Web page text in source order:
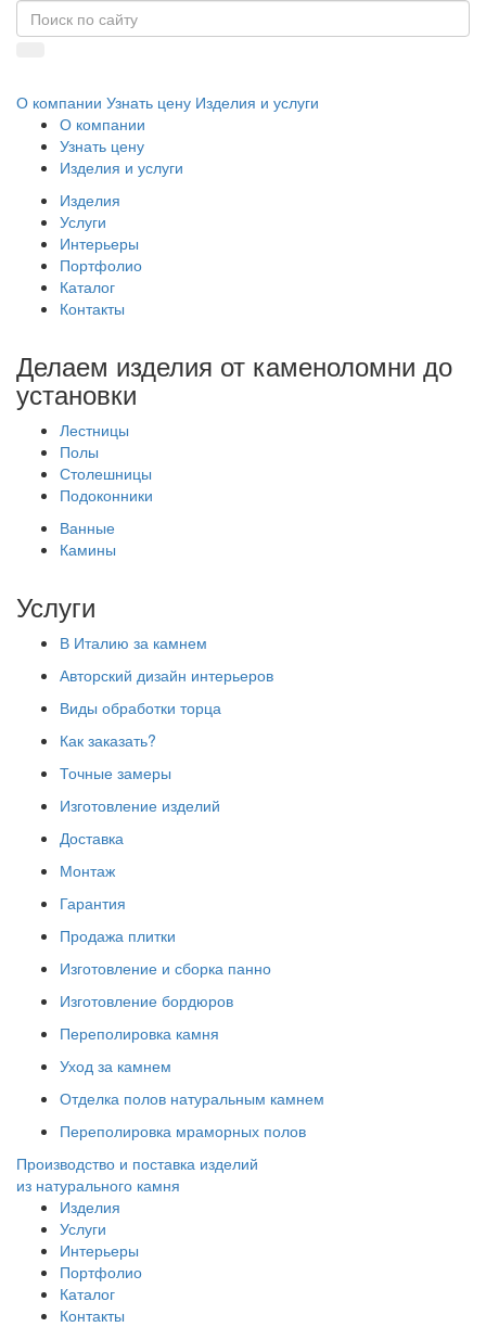
О компании Узнать цену Изделия и услуги
О компании
Узнать цену
Изделия и услуги
Изделия
Услуги
Интерьеры
Портфолио
Каталог
Контакты
Делаем изделия от каменоломни до
установки
Лестницы
Полы
Столешницы
Подоконники
Ванные
Камины
Услуги
В Италию за камнем
Авторский дизайн интерьеров
Виды обработки торца
Как заказать?
Точные замеры
Изготовление изделий
Доставка
Монтаж
Гарантия
Продажа плитки
Изготовление и сборка панно
Изготовление бордюров
Переполировка камня
Уход за камнем
Отделка полов натуральным камнем
Переполировка мраморных полов
Производство и поставка изделий
из натурального камня
Изделия
Услуги
Интерьеры
Портфолио
Каталог
Контакты